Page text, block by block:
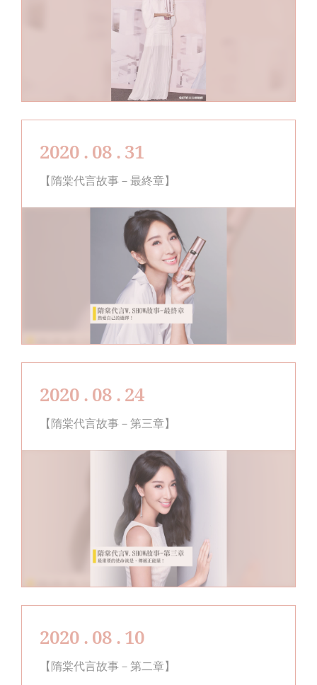
2020 . 08 . 31
【隋棠代言故事－最終章】
2020 . 08 . 24
【隋棠代言故事－第三章】
2020 . 08 . 10
【隋棠代言故事－第二章】